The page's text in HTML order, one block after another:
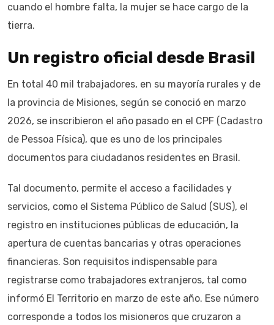
cuando el hombre falta, la mujer se hace cargo de la
tierra.
Un registro oficial desde Brasil
En total 40 mil trabajadores, en su mayoría rurales y de
la provincia de Misiones, según se conoció en marzo
2026, se inscribieron el año pasado en el CPF (Cadastro
de Pessoa Física), que es uno de los principales
documentos para ciudadanos residentes en Brasil.
Tal documento, permite el acceso a facilidades y
servicios, como el Sistema Público de Salud (SUS), el
registro en instituciones públicas de educación, la
apertura de cuentas bancarias y otras operaciones
financieras. Son requisitos indispensable para
registrarse como trabajadores extranjeros, tal como
informó El Territorio en marzo de este año. Ese número
corresponde a todos los misioneros que cruzaron a